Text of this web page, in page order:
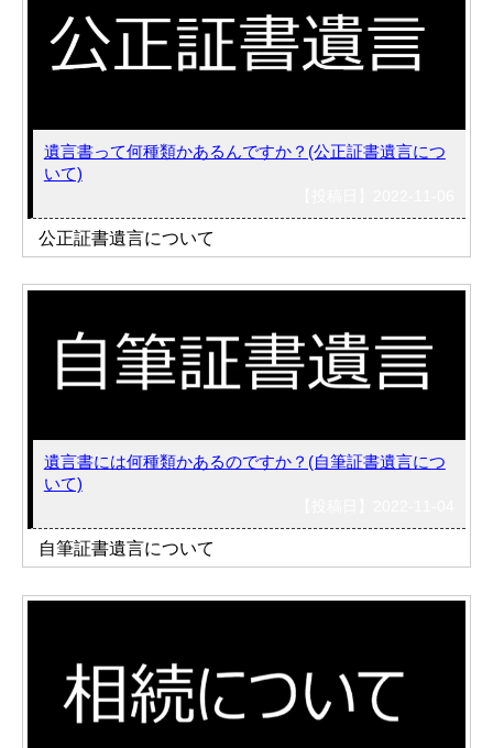
遺言書って何種類かあるんですか？(公正証書遺言につ
いて)
公正証書遺言について
遺言書には何種類かあるのですか？(自筆証書遺言につ
いて)
自筆証書遺言について